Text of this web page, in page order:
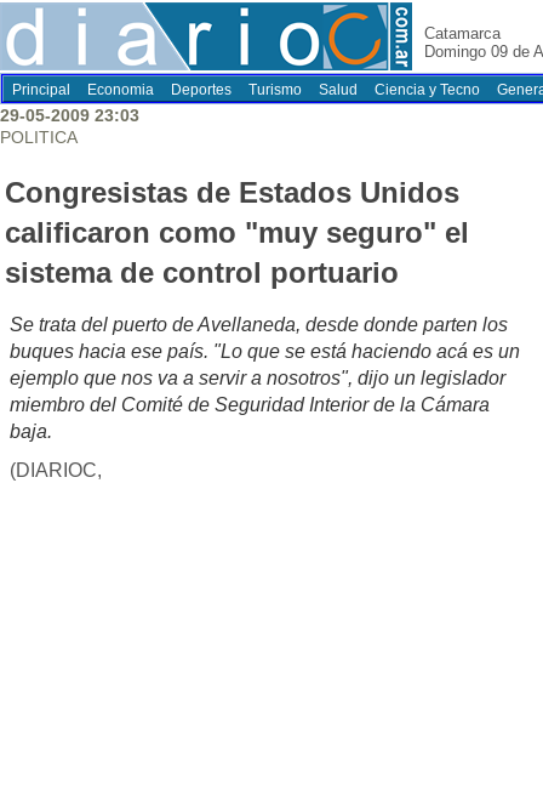
Catamarca
Domingo 09 de
Principal Economia Deportes Turismo Salud Ciencia y Tecno
29-05-2009 23:03
POLITICA
Congresistas de Estados Unidos
calificaron como "muy seguro" el
sistema de control portuario
Se trata del puerto de Avellaneda, desde donde parten los
buques hacia ese país. "Lo que se está haciendo acá es un
ejemplo que nos va a servir a nosotros", dijo un legislador
miembro del Comité de Seguridad Interior de la Cámara
baja.
(DIARIOC,